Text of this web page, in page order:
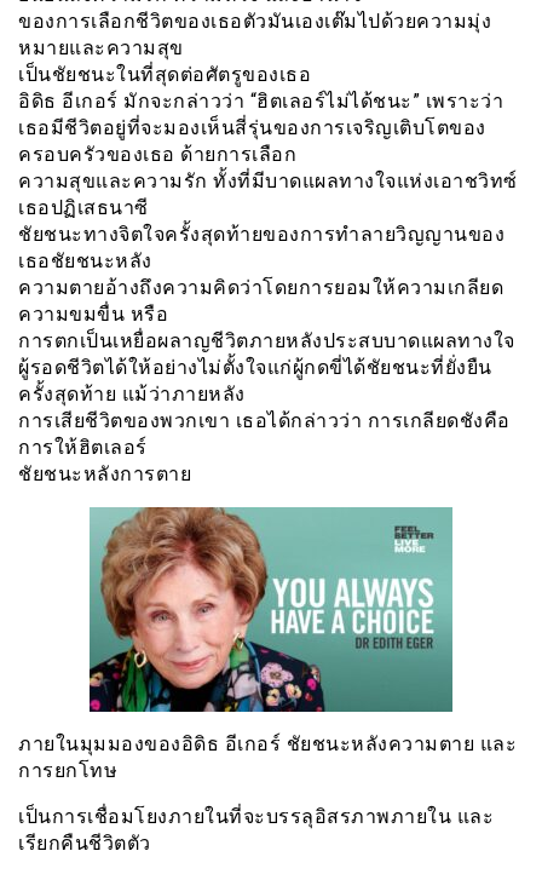
ของการเลือกชีวิตของเธอตัวมันเองเต๊มไปด้วยความมุ่ง
หมายและความสุข
เป็นชัยชนะในที่สุดต่อศัตรูของเธอ
อิดิธ อีเกอร์ มักจะกล่าวว่า “ฮิตเลอร์ไม่ได้ชนะ” เพราะว่า
เธอมีชีวิตอยู่ที่จะมองเห็นสี่รุ่นของการเจริญเติบโตของ
ครอบครัวของเธอ ด้ายการเลือก
ความสุขและความรัก ทั้งที่มีบาดแผลทางใจแห่งเอาชวิทซ์
เธอปฏิเสธนาซี
ชัยชนะทางจิตใจครั้งสุดท้ายของการทำลายวิญญานของ
เธอชัยชนะหลัง
ความตายอ้างถึงความคิดว่าโดยการยอมให้ความเกลียด
ความขมขื่น หรือ
การตกเป็นเหยื่อผลาญชีวิตภายหลังประสบบาดแผลทางใจ
ผู้รอดชีวิตได้ให้อย่างไม่ตั้งใจแก่ผู้กดขี่ได้ชัยชนะที่ยั่งยืน
ครั้งสุดท้าย แม้ว่าภายหลัง
การเสียชีวิตของพวกเขา เธอได้กล่าวว่า การเกลียดชังคือ
การให้ฮิตเลอร์
ชัยชนะหลังการตาย
ภายในมุมมองของอิดิธ อีเกอร์ ชัยชนะหลังความตาย และ
การยกโทษ
เป็นการเชื่อมโยงภายในที่จะบรรลุอิสรภาพภายใน และ
เรียกคืนชีวิตตัว